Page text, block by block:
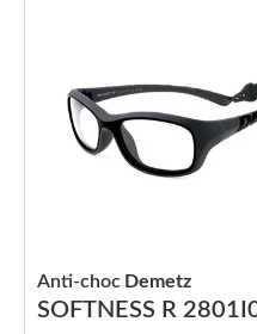
SOFTNESS R
Anti-choc Demetz